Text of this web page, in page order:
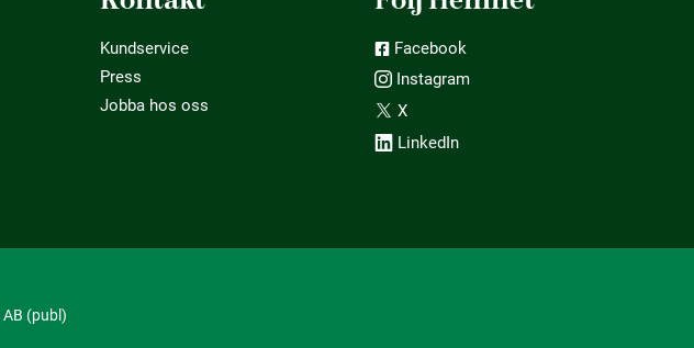
Kundservice
Press
Jobba hos oss
Facebook
Instagram
X
LinkedIn
(publ)